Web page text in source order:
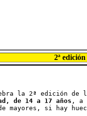
2ª
la 2ª edición
de 14 a 17 años , a
mayores, si hay